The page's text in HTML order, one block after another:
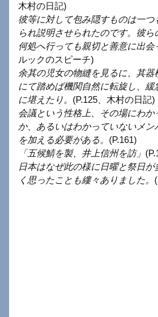
木村の日記)
彼等に対して包み隠すものは一
られ説明させられたのです。彼ら
何処へ行っても親切と善意に出会
ルックのスピーチ)
余其の児女の物縫を見るに、其
にて踏めば機関自然に転旋し、
に堪えたり。 (P.125、木村の日記)
会議という性格上、その場にわ
か、あるいはわかっていないメ
を加える必要がある。 (P.161)
「五候鯖を製、井上信州を訪」
日本はなぜ此の様に日曜と祭日が
く思ったことも縷々ありました。